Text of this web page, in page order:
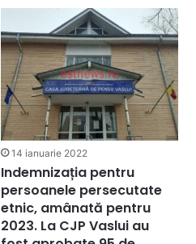
14 ianuarie 2022
Indemnizația pentru
persoanele persecutate
etnic, amânată pentru
2023. La CJP Vaslui au